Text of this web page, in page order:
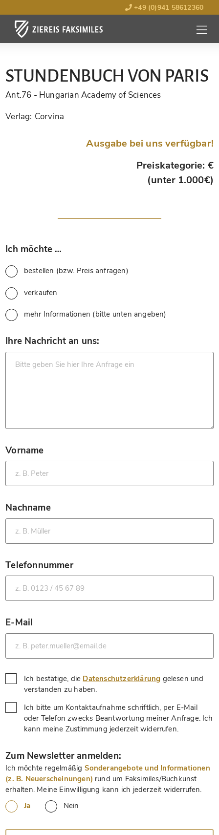
+49 (0)941 58612360
MENÜ
STUNDENBUCH VON PARIS
Ant.76 - Hungarian Academy of Sciences
Verlag: Corvina
Ausgabe bei uns verfügbar!
Preiskategorie: €
(unter 1.000€)
Ich möchte …
bestellen (bzw. Preis anfragen)
verkaufen
mehr Informationen (bitte unten angeben)
Ihre Nachricht an uns:
Vorname
*
Nachname
*
Telefonnummer
*
E-Mail
*
Ich bestätige, die Datenschutzerklärung gelesen und
verstanden zu haben.
Ich bitte um Kontaktaufnahme schriftlich, per E-Mail
oder Telefon zwecks Beantwortung meiner Anfrage. Ich
kann meine Zustimmung jederzeit widerrufen.
Zum Newsletter anmelden:
Ich möchte regelmäßig Sonderangebote und Informationen
(z. B. Neuerscheinungen) rund um Faksimiles/Buchkunst
erhalten. Meine Einwilligung kann ich jederzeit widerrufen.
Ja
Nein